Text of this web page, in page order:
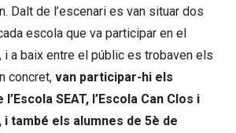
Dalt de l’escenari es van situar dos
escola que va participar en el
i a baix entre el públic es trobaven els
concret, van participar-hi els
SEAT, l’Escola Can Clos i
i també els alumnes de 5è de